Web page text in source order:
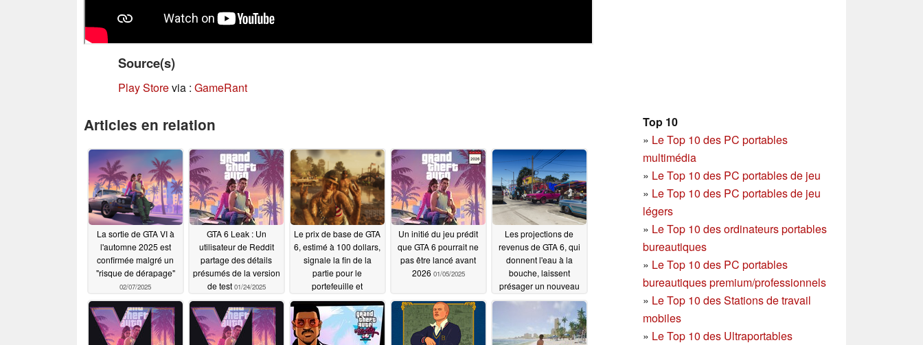
Source(s)
Play Storevia : GameRant
Top 10
» Le Top 10 des PC portables
multimédia
» Le Top 10 des PC portables de jeu
» Le Top 10 des PC portables de jeu
légers
» Le Top 10 des ordinateurs portables
bureautiques
» Le Top 10 des PC portables
bureautiques premium/professionnels
» Le Top 10 des Stations de travail
mobiles
» Le Top 10 des Ultraportables
Articles en relation
La sortie de GTA VI à
l'automne 2025 est
confirmée malgré un
"risque de dérapage"
02/07/2025
GTA 6 Leak : Un
utilisateur de Reddit
partage des détails
présumés de la version
de test 01/24/2025
Le prix de base de GTA
6, estimé à 100 dollars,
signale la fin de la
partie pour le
portefeuille et
l'industrie devrait
suivre le mouvement
01/23/2025
Un initié du jeu prédit
que GTA 6 pourrait ne
pas être lancé avant
2026 01/05/2025
Les projections de
revenus de GTA 6, qui
donnent l'eau à la
bouche, laissent
présager un nouveau
record pour Rockstar